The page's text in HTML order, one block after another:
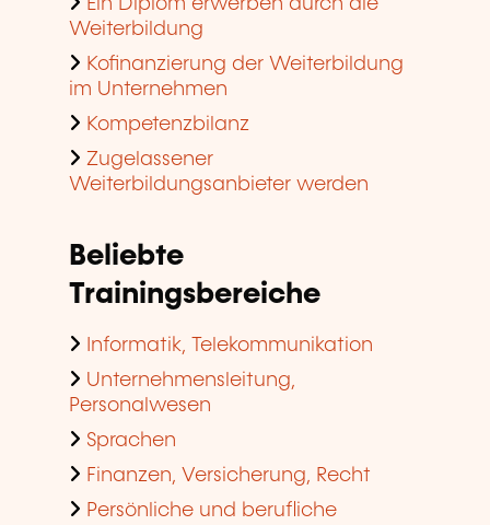
Ein Diplom erwerben durch die
Weiterbildung
Kofinanzierung der Weiterbildung
im Unternehmen
Kompetenzbilanz
Zugelassener
Weiterbildungsanbieter werden
Beliebte
Trainingsbereiche
Informatik, Telekommunikation
Unternehmensleitung,
Personalwesen
Sprachen
Finanzen, Versicherung, Recht
Persönliche und berufliche